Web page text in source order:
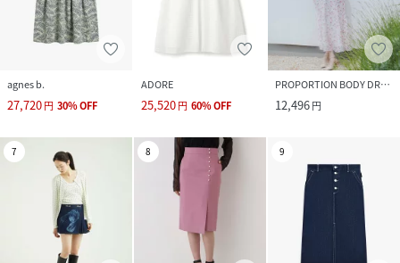
agnes b.
27,720円 30%OFF
ADORE
25,520円 60%OFF
PROPORTION BODY DRESSING
12,496円
7 8 9